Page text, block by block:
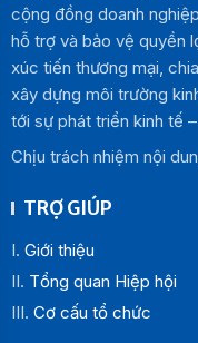
cộng đồng doanh
hỗ trợ và bảo vệ quyền
xúc tiến thương mại,
xây dựng môi trường
tới sự phát triển kinh tế
Chịu trách nhiệm nội
TRỢ GIÚP
Giới thiệu
Tổng quan Hiệp hội
Cơ cấu tổ chức